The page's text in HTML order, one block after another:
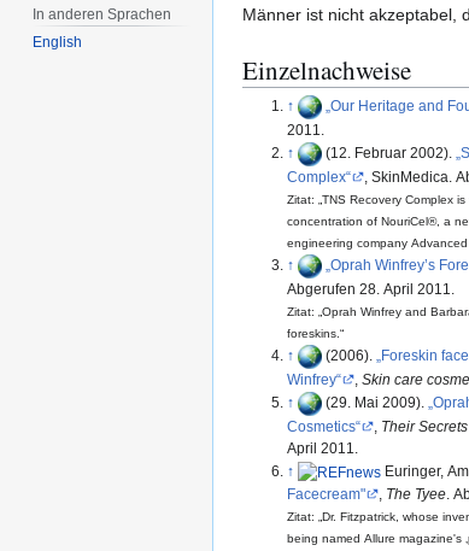
Männer ist nicht akzeptabel,
Einzelnachweise
↑ Our Heritage and
2011.
↑
(12. Februar 2002).
Complex
, SkinMedica.
Zitat:
TNS Recovery Complex
concentration of NouriCel®, a
engineering company
↑ Oprah Winfrey’s
Abgerufen 28. April 2011.
Zitat:
Oprah Winfrey and
foreskins.
↑ (2006).
Foreskin
Winfrey
,Skin care
↑
(29. Mai 2009).
Cosmetics
Their
April 2011.
↑
Euringer,
Facecream"
The Tyee .
Zitat: Dr. Fitzpatrick, whose
being named Allure magazine's
In anderen Sprachen
English